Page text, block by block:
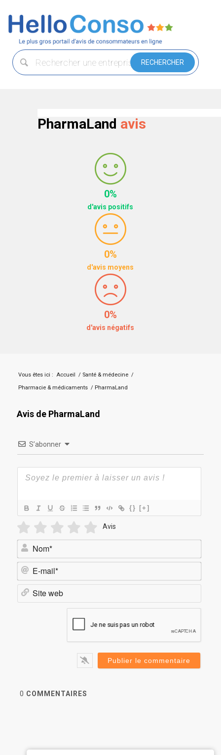
PharmaLand avis
0%
d'avis positifs
0%
d'avis moyens
0%
d'avis négatifs
Vous êtes ici : Accueil / Santé & médecine /
Pharmacie & médicaments / PharmaLand
Avis de PharmaLand
S’abonner
{} [+]
Avis
Nom*
E-
0 COMMENTAIRES